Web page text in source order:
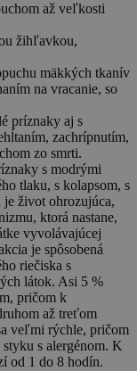
až veľkosti
žihľavkou,
mäkkých tkanív
na vracanie, so
príznaky aj s
zachrípnutím,
zo smrti.
s modrými
tlaku, s kolapsom, s
život ohrozujúca,
ktorá nastane,
vyvolávajúcej
je spôsobená
riečiska s
látok. Asi 5 %
pričom k
až treťom
veľmi rýchle, pričom
s alergénom. K
od 1 do 8 hodín.